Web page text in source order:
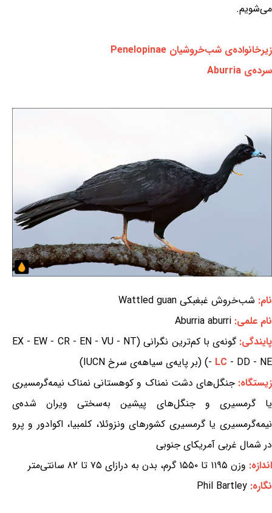
می‌شویم.
زیرخانواده‌ی شب‌خروشیان Penelopinae
سرده‌ی Aburria
نام: شب‌خروش غبغبکی Wattled guan
نام علمی: Aburria aburri
پایندگی:
گونه‌ی با کم‌ترین نگرانی (EX - EW - CR - EN - VU - NT
- LC - DD - NE) (بر پایه‌ی سیاهه‌ی سرخ IUCN)
زیستگاه:جنگل‌های دشت نمناک و کوهستانی نمناک نیمه‌گرمسیری
یا گرمسیری و جنگل‌های پیشین به‌سختی ویران شده‌ی
نیمه‌گرمسیری یا گرمسیری کشورهای ونزوئلا، کلمبیا، اکوادور و پرو
در شمال غربی آمریکای جنوبی
اندازه: وزن ۱۱۹۵ تا ۱۵۵۰ گرم، بدن به درازای ۷۵ تا ۸۲ سانتی‌متر
نگاره: Phil Bartley